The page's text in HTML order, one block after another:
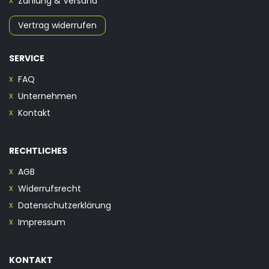
Vertrag widerrufen
SERVICE
FAQ
Unternehmen
Kontakt
RECHTLICHES
AGB
Widerrufsrecht
Datenschutzerklärung
Impressum
KONTAKT